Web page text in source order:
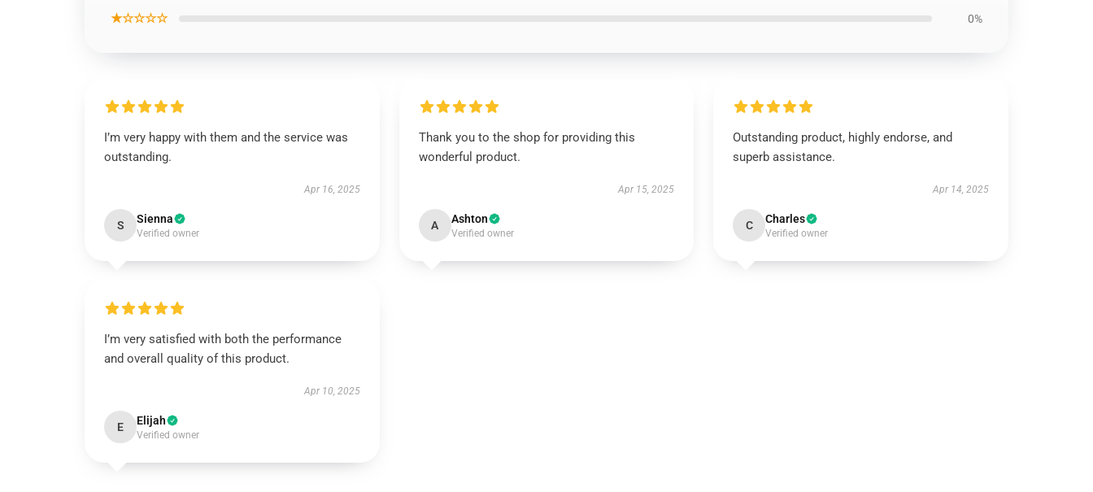
★☆☆☆☆ 0%
I’m very happy with them and the service was
outstanding.
Apr 16, 2025
S Sienna
Verified owner
Thank you to the shop for providing this
wonderful product.
Apr 15, 2025
A Ashton
Verified owner
Outstanding product, highly endorse, and
superb assistance.
Apr 14, 2025
C Charles
Verified owner
I’m very satisfied with both the performance
and overall quality of this product.
Apr 10, 2025
E Elijah
Verified owner